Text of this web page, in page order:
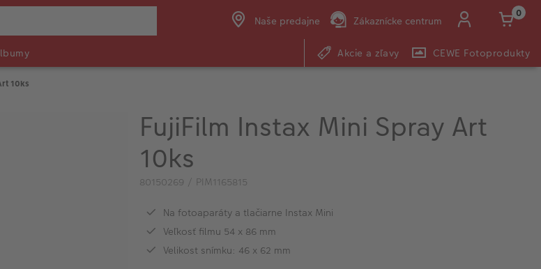
Naše predajne Zákaznícke centrum
0
Akcie a zľavy CEWE Fotoprodukty
10ks
FujiFilm Instax Mini Spray Art
10ks
80150269 / PIM1165815
Na fotoaparáty a tlačiarne Instax Mini
Veľkosť filmu 54 x 86 mm
Velikost snímku: 46 x 62 mm